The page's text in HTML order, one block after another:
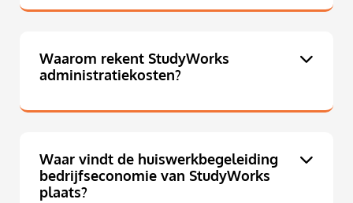
Waarom rekent StudyWorks
administratiekosten?
Waar vindt de huiswerkbegeleiding
bedrijfseconomie van StudyWorks
plaats?